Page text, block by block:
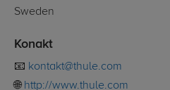
Sweden
Konakt
📧 kontakt@thule.com
🌐 http://www.thule.com